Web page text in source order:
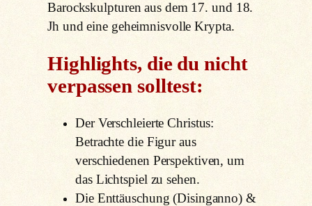
Barockskulpturen aus dem 17. und 18.
Jh und eine geheimnisvolle Krypta.
Highlights, die du nicht
verpassen solltest:
Der Verschleierte Christus:
Betrachte die Figur aus
verschiedenen Perspektiven, um
das Lichtspiel zu sehen.
Die Enttäuschung (Disinganno) &